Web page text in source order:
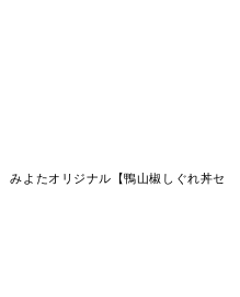
みよたオリジナル【鴨山椒しぐれ丼セ